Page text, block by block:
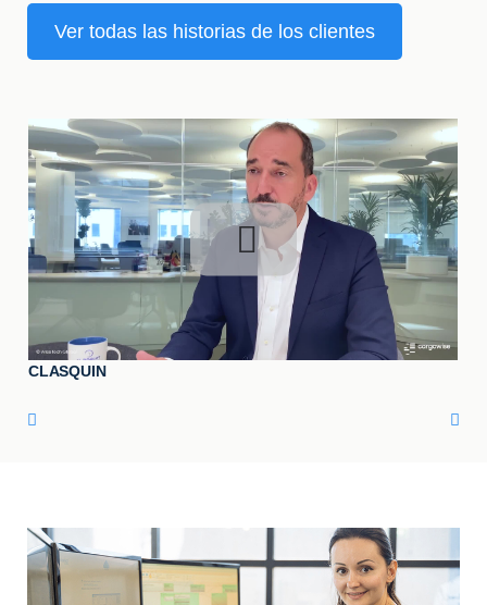
Ver todas las historias de los clientes
CLASQUIN
 